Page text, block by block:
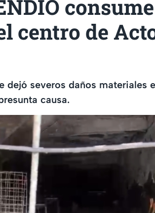
centro de
dejó severos daños materiales
causa.